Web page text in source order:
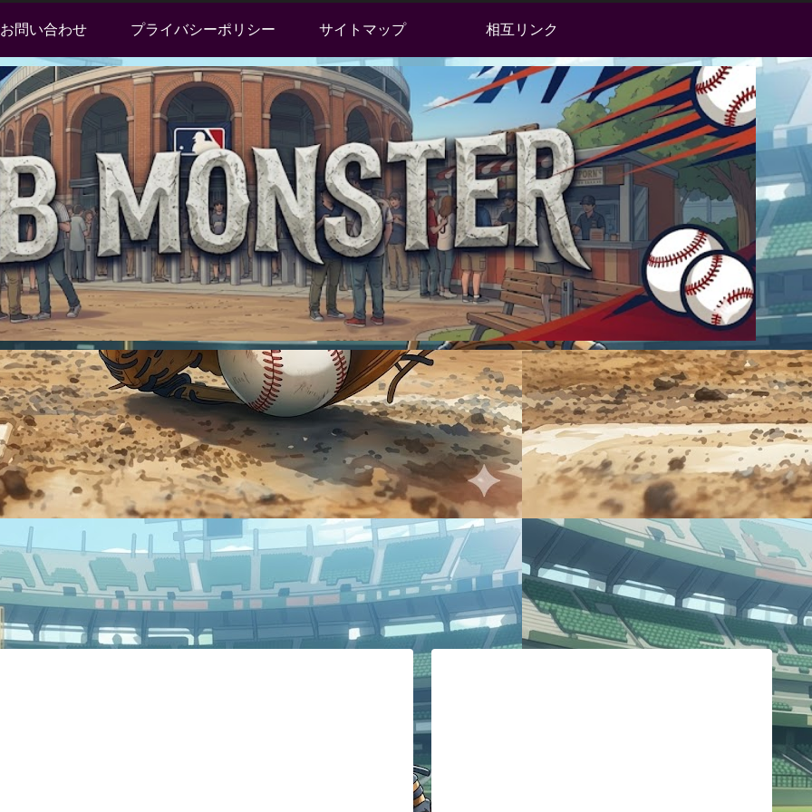
お問い合わせ プライバシーポリシー サイトマップ 相互リンク